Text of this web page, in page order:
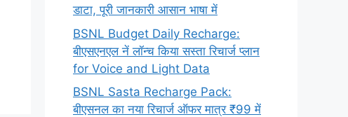
डाटा, पूरी जानकारी आसान भाषा में
BSNL Budget Daily Recharge:
बीएसएनएल नें लॉन्च किया सस्ता रिचार्ज प्लान
for Voice and Light Data
BSNL Sasta Recharge Pack:
बीएसनल का नया रिचार्ज ऑफर मात्र ₹99 में